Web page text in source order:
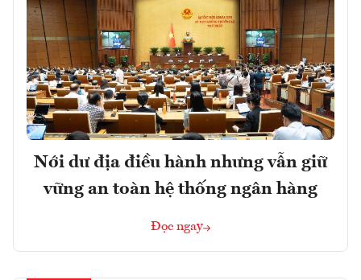
Nới dư địa điều hành nhưng vẫn giữ
vững an toàn hệ thống ngân hàng
Đọc ngay